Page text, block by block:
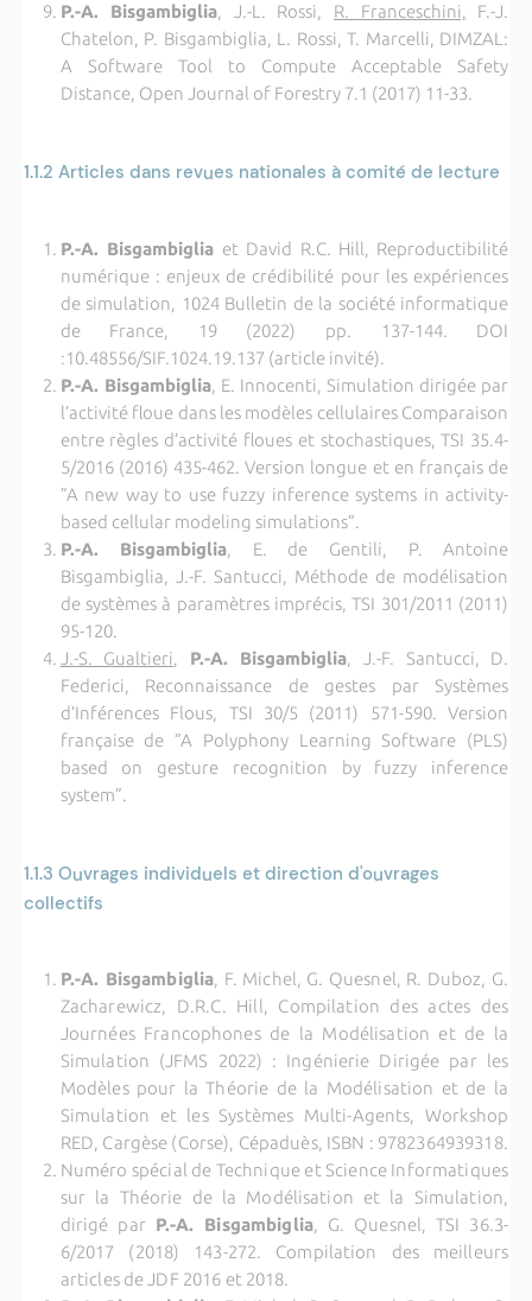
P.-A. Bisgambiglia, J.-L. Rossi, R. Franceschini, F.-J.
Chatelon, P. Bisgambiglia, L. Rossi, T. Marcelli, DIMZAL:
A Software Tool to Compute Acceptable Safety
Distance, Open Journal of Forestry 7.1 (2017) 11-33.
1.1.2 Articles dans revues nationales à comité de lecture
P.-A. Bisgambiglia et David R.C. Hill, Reproductibilité
numérique : enjeux de crédibilité pour les expériences
de simulation, 1024 Bulletin de la société informatique
de France, 19 (2022) pp. 137-144. DOI
:10.48556/SIF.1024.19.137 (article invité).
P.-A. Bisgambiglia, E. Innocenti, Simulation dirigée par
l’activité floue dans les modèles cellulaires Comparaison
entre règles d’activité floues et stochastiques, TSI 35.4-
5/2016 (2016) 435-462.Version longue et en français de
”A new way to use fuzzy inference systems in activity-
based cellular modeling simulations”.
P.-A. Bisgambiglia, E. de Gentili, P. Antoine
Bisgambiglia, J.-F. Santucci, Méthode de modélisation
de systèmes à paramètres imprécis, TSI 301/2011 (2011)
95-120.
J.-S. Gualtieri, P.-A. Bisgambiglia, J.-F. Santucci, D.
Federici, Reconnaissance de gestes par Systèmes
d’Inférences Flous, TSI 30/5 (2011) 571-590.Version
française de ”A Polyphony Learning Software (PLS)
based on gesture recognition by fuzzy inference
system”.
1.1.3 Ouvrages individuels et direction d'ouvrages
collectifs
P.-A. Bisgambiglia, F. Michel, G. Quesnel, R. Duboz, G.
Zacharewicz, D.R.C. Hill, Compilation des actes des
Journées Francophones de la Modélisation et de la
Simulation (JFMS 2022) : Ingénierie Dirigée par les
Modèles pour la Théorie de la Modélisation et de la
Simulation et les Systèmes Multi-Agents, Workshop
RED, Cargèse (Corse), Cépaduès, ISBN : 9782364939318.
Numéro spécial de Technique et Science Informatiques
sur la Théorie de la Modélisation et la Simulation,
dirigé par P.-A. Bisgambiglia, G. Quesnel, TSI 36.3-
6/2017 (2018) 143-272. Compilation des meilleurs
articles de JDF 2016 et 2018.